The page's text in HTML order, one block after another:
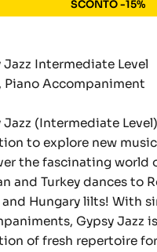
SCONTO -15%
Jazz Intermediate Level
Piano Accompaniment
Jazz (Intermediate
to explore new
the fascinating world
and Turkey dances to
and Hungary lilts! With
Gypsy Jazz
of fresh repertoire for